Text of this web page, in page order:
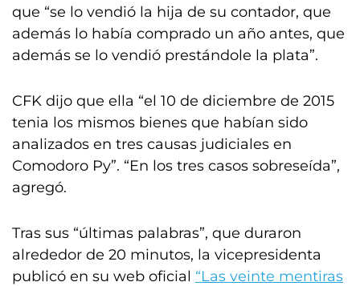
que “se lo vendió la hija de su contador, que
además lo había comprado un año antes, que
además se lo vendió prestándole la plata”.
CFK dijo que ella “el 10 de diciembre de 2015
tenia los mismos bienes que habían sido
analizados en tres causas judiciales en
Comodoro Py”. “En los tres casos sobreseída”,
agregó.
Tras sus “últimas palabras”, que duraron
alrededor de 20 minutos, la vicepresidenta
publicó en su web oficial “Las veinte mentiras